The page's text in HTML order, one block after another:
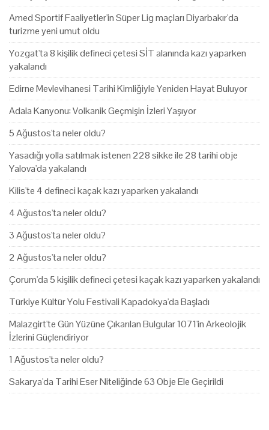
Amed Sportif Faaliyetler'in Süper Lig maçları Diyarbakır'da
turizme yeni umut oldu
Yozgat'ta 8 kişilik defineci çetesi SİT alanında kazı yaparken
yakalandı
Edirne Mevlevihanesi Tarihi Kimliğiyle Yeniden Hayat Buluyor
Adala Kanyonu: Volkanik Geçmişin İzleri Yaşıyor
5 Ağustos'ta neler oldu?
Yasadığı yolla satılmak istenen 228 sikke ile 28 tarihi obje
Yalova'da yakalandı
Kilis'te 4 defineci kaçak kazı yaparken yakalandı
4 Ağustos'ta neler oldu?
3 Ağustos'ta neler oldu?
2 Ağustos'ta neler oldu?
Çorum'da 5 kişilik defineci çetesi kaçak kazı yaparken yakalandı
Türkiye Kültür Yolu Festivali Kapadokya'da Başladı
Malazgirt'te Gün Yüzüne Çıkarılan Bulgular 1071'in Arkeolojik
İzlerini Güçlendiriyor
1 Ağustos'ta neler oldu?
Sakarya'da Tarihi Eser Niteliğinde 63 Obje Ele Geçirildi